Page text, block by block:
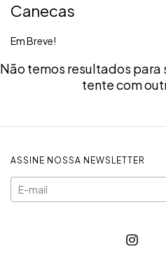
Canecas
Em Breve!
Não temos resultados para
tente com
ASSINE NOSSA NEWSLETTER